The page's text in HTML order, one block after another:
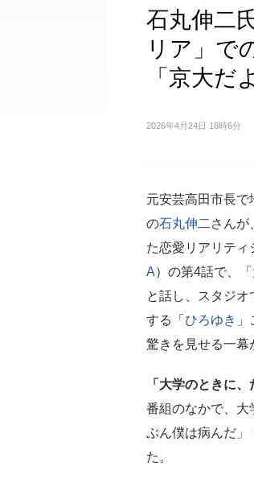
石丸伸二
リア」で
「京大だ
2026年4月24日 18時6分
元安芸高田市長で
の石丸伸二 さんが
た恋愛リアリティ
A）の第4話で、
と話し、スタジ
する「 ひろゆき
驚きを見せる一幕
「大学のときに、
番組のなかで、大
ぶん僕は病んだ」
た。